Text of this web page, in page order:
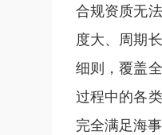
合规资质无
度大、周期
细则，覆盖
过程中的各
完全满足海